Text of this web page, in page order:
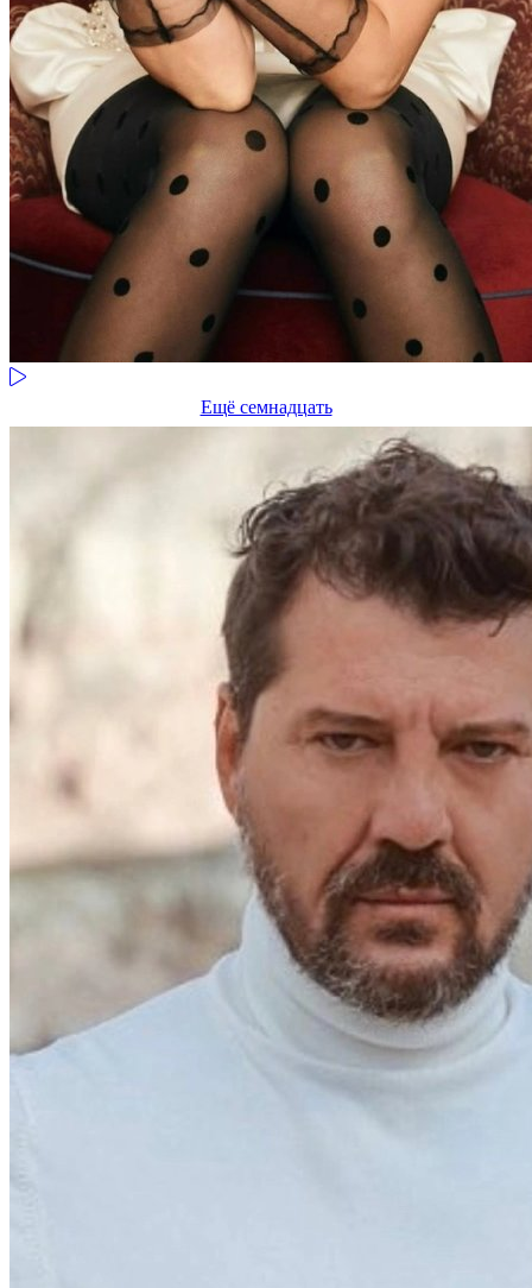
Ещё семнадцать